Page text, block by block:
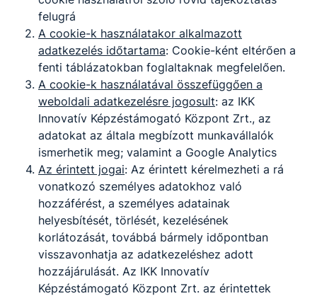
átutalásra szóló fizetési megbízással
gondoskodik.
Az ösztöndíjra való jogosultságot a tárgyhónap
tizenötödik napján a KRÉTA rendszer alapján kell
megállapítani és azt minden hónap
huszonnyolcadik napjáig kell átutalni azzal, hogy
a félév első két hónapjára járó ösztöndíj a
második hónapban egy összegben kerül
átutalásra, a július és augusztus hónapra járó
ösztöndíj a június hónapban járó ösztöndíjjal,
illetve támogatással egy időben kerül átutalásra.
Az ösztöndíj mentes a személyi jövedelemadó
alól.
Egyszeri pályakezdési juttatás
felugrá
A cookie-k használatakor alkalmazott
adatkezelés időtartama: Cookie-ként eltérően a
fenti táblázatokban foglaltaknak megfelelően.
A cookie-k használatával összefüggően a
weboldali adatkezelésre jogosult: az IKK
Innovatív Képzéstámogató Központ Zrt., az
adatokat az általa megbízott munkavállalók
ismerhetik meg; valamint a Google Analytics
Az érintett jogai: Az érintett kérelmezheti a rá
vonatkozó személyes adatokhoz való
hozzáférést, a személyes adatainak
helyesbítését, törlését, kezelésének
korlátozását, továbbá bármely időpontban
visszavonhatja az adatkezeléshez adott
hozzájárulását. Az IKK Innovatív
Képzéstámogató Központ Zrt. az érintettek